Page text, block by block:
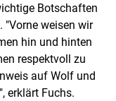
Botschaften
"Vorne weisen wir
hin und hinten
respektvoll zu
auf Wolf und
erklärt Fuchs.